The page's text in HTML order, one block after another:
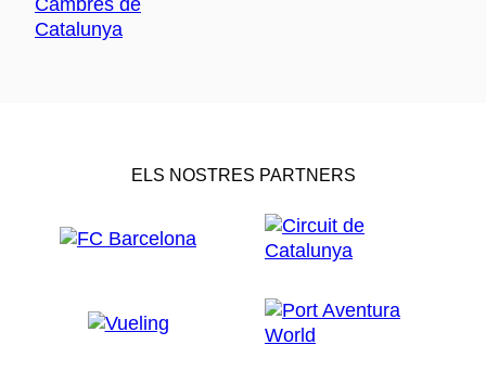
ELS NOSTRES PARTNERS